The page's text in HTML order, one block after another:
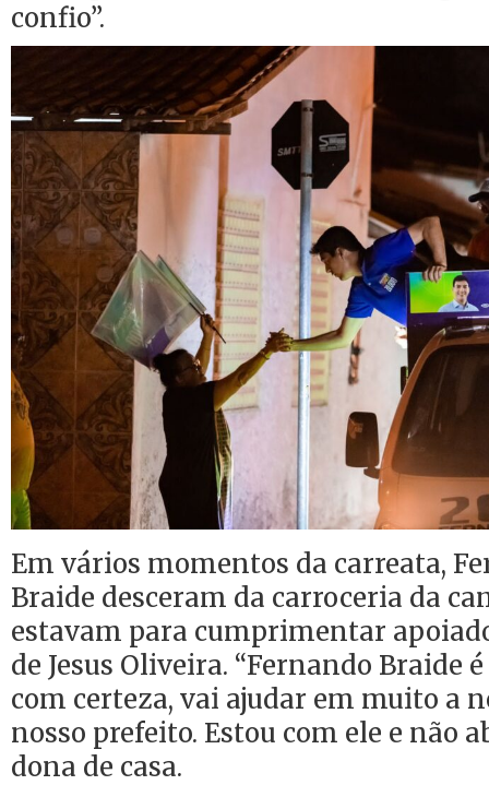
confio”.
Em vários momentos da carreata,
Braide desceram da carroceria da
estavam para cumprimentar
de Jesus Oliveira. “Fernando Braide
com certeza, vai ajudar em muito a
nosso prefeito. Estou com ele e não
dona de casa.